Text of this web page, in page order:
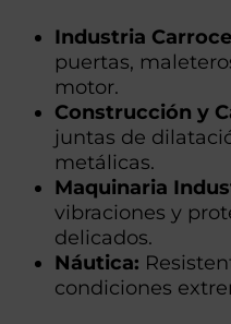
Industria
puertas,
motor.
Construcción y
juntas de
metálicas.
Maquinaria
vibraciones y
delicados.
Náutica:
condiciones